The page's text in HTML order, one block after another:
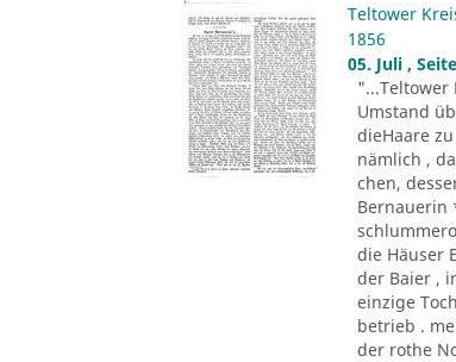
Teltower
1856
05. Juli ,
"...Teltower
Umstand
dieHaare
nämlich ,
chen,
Bernauerin
die Häuser
der Baier ,
einzige
betrieb .
der rothe